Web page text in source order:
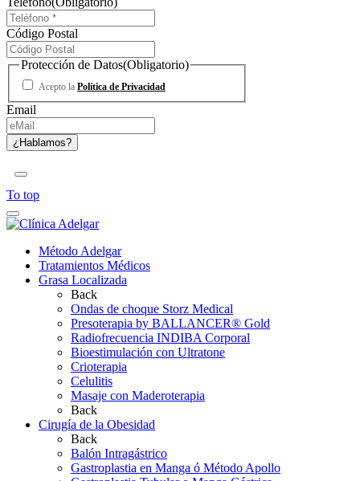
Código Postal
Protección de Datos(Obligatorio)
Acepto la Política de Privacidad
Email
To top
Método Adelgar
Tratamientos Médicos
Grasa Localizada
Back
Ondas de choque Storz Medical
Presoterapia by BALLANCER® Gold
Radiofrecuencia INDIBA Corporal
Bioestimulación con Ultratone
Crioterapia
Celulitis
Masaje con Maderoterapia
Back
Cirugía de la Obesidad
Back
Balón Intragástrico
Gastroplastia en Manga ó Método Apollo